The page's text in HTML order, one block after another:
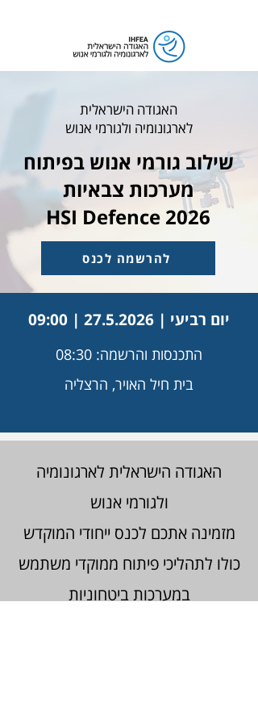
האגודה הישראלית
לארגונומיה ולגורמי אנוש
שילוב גורמי אנוש בפיתוח
מערכות צבאיות
HSI Defence 2026
להרשמה לכנס
יום רביעי | 27.5.2026
| 09:00
התכנסות והרשמה: 08:30
בית חיל האויר, הרצליה
האגודה הישראלית לארגונומיה
ולגורמי אנוש
מזמינה אתכם לכנס ייחודי המוקדש
כולו לתהליכי פיתוח ממוקדי משתמש
במערכות ביטחוניות